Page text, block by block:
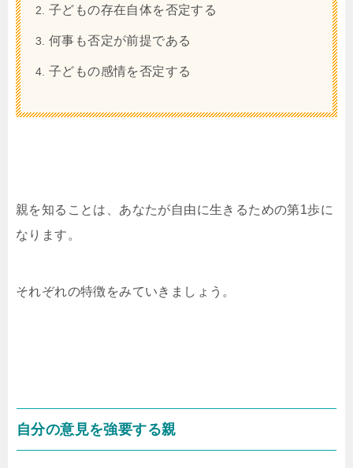
子どもの存在自体を否定する
何事も否定が前提である
子どもの感情を否定する
親を知ることは、あなたが自由に生きるための第1歩に
なります。
それぞれの特徴をみていきましょう。
自分の意見を強要する親